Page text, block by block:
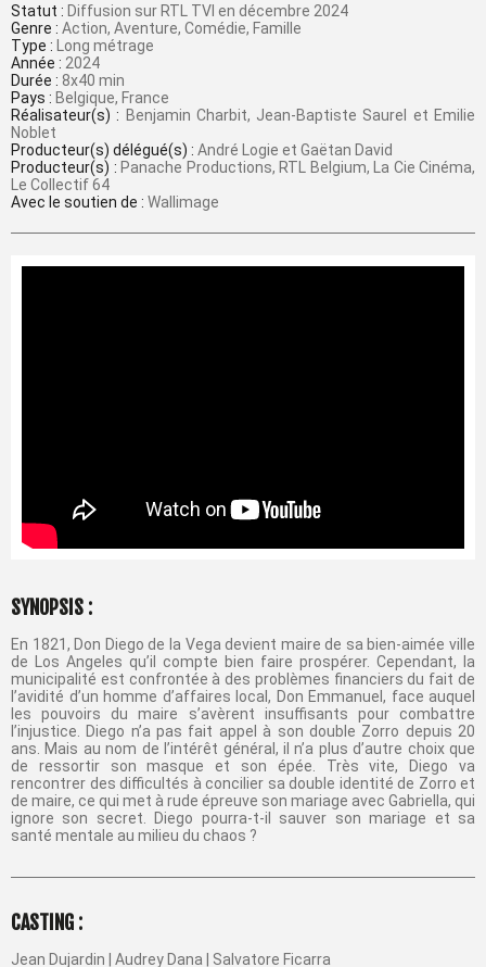
Statut : Diffusion sur RTL TVI en décembre 2024
Genre : Action, Aventure, Comédie, Famille
Type : Long métrage
Année : 2024
Durée : 8x40 min
Pays : Belgique, France
Réalisateur(s) : Benjamin Charbit, Jean-Baptiste Saurel et Emilie
Noblet
Producteur(s) délégué(s) : André Logie et Gaëtan David
Producteur(s) : Panache Productions, RTL Belgium, La Cie Cinéma,
Le Collectif 64
Avec le soutien de : Wallimage
SYNOPSIS :
En 1821, Don Diego de la Vega devient maire de sa bien-aimée ville
de Los Angeles qu’il compte bien faire prospérer. Cependant, la
municipalité est confrontée à des problèmes financiers du fait de
l’avidité d’un homme d’affaires local, Don Emmanuel, face auquel
les pouvoirs du maire s’avèrent insuffisants pour combattre
l’injustice. Diego n’a pas fait appel à son double Zorro depuis 20
ans. Mais au nom de l’intérêt général, il n’a plus d’autre choix que
de ressortir son masque et son épée. Très vite, Diego va
rencontrer des difficultés à concilier sa double identité de Zorro et
de maire, ce qui met à rude épreuve son mariage avec Gabriella, qui
ignore son secret. Diego pourra-t-il sauver son mariage et sa
santé mentale au milieu du chaos ?
CASTING :
Jean Dujardin | Audrey Dana | Salvatore Ficarra